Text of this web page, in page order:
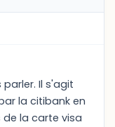
Il s'agit
la citibank en
de la carte visa